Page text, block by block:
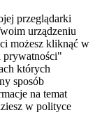
przeglądarki
urządzeniu
możesz kliknąć w
prywatności"
których
sposób
na temat
w polityce